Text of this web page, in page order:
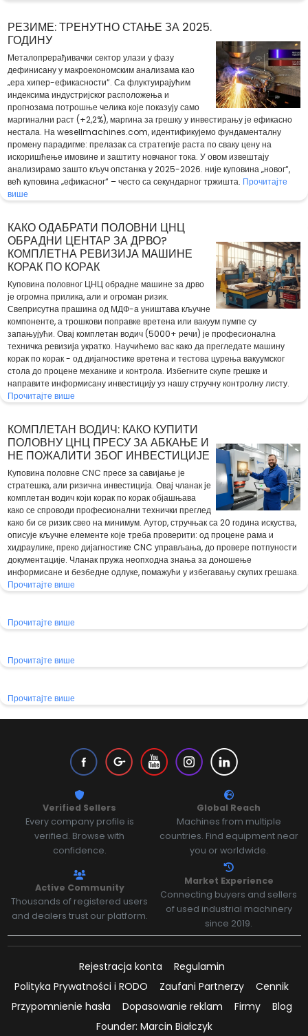
РЕЗИМЕ: ТРЕНУТНО СТАЊЕ ЗА 2025.
ГОДИНУ
Металопрерађивачки сектор улази у фазу
дефинисану у макроекономским анализама као
„ера хипер-ефикасности“. Са флуктуирајућим
индексима индустријског расположења и
прогнозама потрошње челика које показују само
маргинални раст (+2,2%), маргина за грешку у инвестирању је ефикасно
нестала. На wesellmachines.com, идентификујемо фундаменталну
промену парадигме: прелазак са стратегије раста по сваку цену на
искоришћење имовине и заштиту новчаног тока. У овом извештају
анализирамо зашто кључ опстанка у 2025-2026. није куповина „новог“,
већ куповина „ефикасног“ – често са секундарног тржишта. Прочитајте
више
КАКО ОДАБРАТИ ПОЛОВНИ ЦНЦ
ОБРАДНИ ЦЕНТАР ЗА ДРВО?
КОМПЛЕТНА РЕВИЗИЈА МАШИНЕ
КОРАК ПО КОРАК
Куповина половног ЦНЦ обрадне машине за дрво
је огромна прилика, али и огроман ризик.
Свеприсутна прашина од МДФ-а уништава кључне
компоненте, а трошкови поправке вретена или вакуум пумпе су
запањујући. Овај комплетан водич (5000+ речи) је професионална
техничка ревизија укратко. Научићемо вас како да прегледате машину
корак по корак - од дијагностике вретена и тестова цурења вакуумског
стола до процене механике и контрола. Избегните скупе грешке и
направите информисану инвестицију уз нашу стручну контролну листу.
Прочитајте више
КОМПЛЕТАН ВОДИЧ: КАКО КУПИТИ
ПОЛОВНУ ЦНЦ ПРЕСУ ЗА АБКАЊЕ И
НЕ ПОЖАЛИТИ ЗБОГ ИНВЕСТИЦИЈЕ
Куповина половне CNC пресе за савијање је
стратешка, али ризична инвестиција. Овај чланак је
комплетан водич који корак по корак објашњава
како се спроводи професионални технички преглед
како би се ризик свео на минимум. Аутор, стручњак са 20 година искуства,
описује кључне елементе које треба проверити: од процене рама и
хидраулике, преко дијагностике CNC управљања, до провере потпуности
документације. Чланак пружа неопходна знања за доношење
информисане и безбедне одлуке, помажући у избегавању скупих грешака.
Прочитајте више
Прочитајте више
Прочитајте више
Прочитајте више
Verified Sellers
Every company profile is
verified. Browse with
confidence.
Global Reach
Machines from multiple
countries. Find equipment near
you or worldwide.
Active Community
Thousands of registered users
and dealers trust our platform.
Market Experience
Connecting buyers and sellers
of used industrial machinery
since 2019.
Rejestracja konta
Regulamin
Polityka Prywatności i RODO
Zaufani Partnerzy
Cennik
Przypomnienie hasła
Dopasowanie reklam Firmy
Blog
Founder: Marcin Białczyk